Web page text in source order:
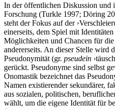
In der öffentlichen Diskussion und
Forschung (Turkle 1997; Döring
steht der Fokus auf der
einerseits, dem Spiel mit
Möglichkeiten und Chancen für
andererseits. An dieser Stelle wird
Pseudonymität (gr. pseudein
gerückt. Pseudonyme sind selbst
Onomastik bezeichnet das
Namen existierender sekundärer,
aus sozialen, politischen,
wählt, um die eigene Identität für